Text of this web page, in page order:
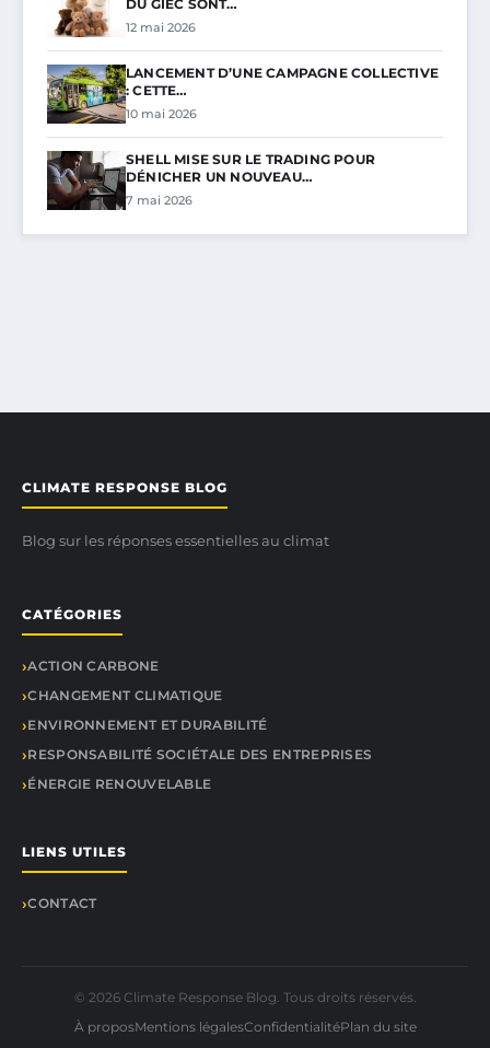
DU GIEC SONT…
12 mai 2026
LANCEMENT D’UNE CAMPAGNE COLLECTIVE
: CETTE…
10 mai 2026
SHELL MISE SUR LE TRADING POUR
DÉNICHER UN NOUVEAU…
7 mai 2026
CLIMATE RESPONSE BLOG
Blog sur les réponses essentielles au climat
CATÉGORIES
ACTION CARBONE
CHANGEMENT CLIMATIQUE
ENVIRONNEMENT ET DURABILITÉ
RESPONSABILITÉ SOCIÉTALE DES ENTREPRISES
ÉNERGIE RENOUVELABLE
LIENS UTILES
CONTACT
© 2026 Climate Response Blog. Tous droits réservés.
À proposMentions légalesConfidentialitéPlan du site